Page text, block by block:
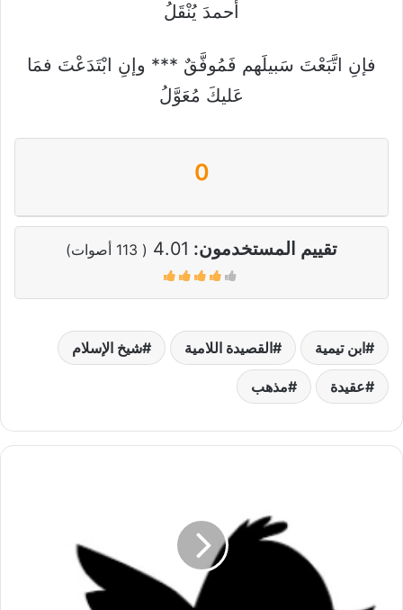
أحمدَ يُنْقَلُ
فإنِ اتَّبَعْتَ سَبيلَهم فَمُوفَّقٌ *** وإنِ ابْتَدَعْتَ فمَا
عَليكَ مُعَوَّلُ
0
تقييم المستخدمون: 4.01
(
113 أصوات)
ابن تيمية القصيدة اللامية شيخ الإسلام
عقيدة مذهب